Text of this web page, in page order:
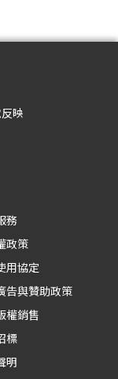
映
務
政策
用協定
告與贊助政策
權銷售
標
明